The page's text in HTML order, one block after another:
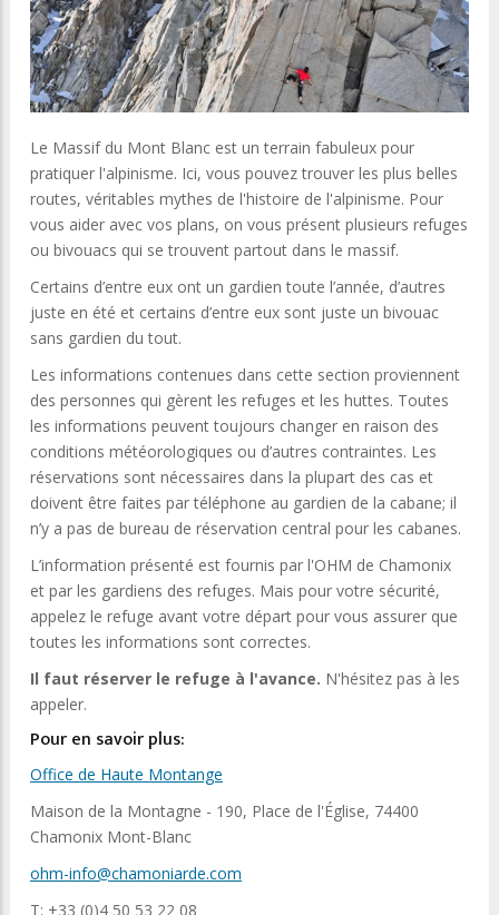
Le Massif du Mont Blanc est un terrain fabuleux pour
pratiquer l'alpinisme. Ici, vous pouvez trouver les plus belles
routes, véritables mythes de l'histoire de l'alpinisme. Pour
vous aider avec vos plans, on vous présent plusieurs refuges
ou bivouacs qui se trouvent partout dans le massif.
Certains d’entre eux ont un gardien toute l’année, d’autres
juste en été et certains d’entre eux sont juste un bivouac
sans gardien du tout.
Les informations contenues dans cette section proviennent
des personnes qui gèrent les refuges et les huttes. Toutes
les informations peuvent toujours changer en raison des
conditions météorologiques ou d’autres contraintes. Les
réservations sont nécessaires dans la plupart des cas et
doivent être faites par téléphone au gardien de la cabane; il
n’y a pas de bureau de réservation central pour les cabanes.
L’information présenté est fournis par l'OHM de Chamonix
et par les gardiens des refuges. Mais pour votre sécurité,
appelez le refuge avant votre départ pour vous assurer que
toutes les informations sont correctes.
Il faut réserver le refuge à l'avance. N'hésitez pas à les
appeler.
Pour en savoir plus:
Office de Haute Montange
Maison de la Montagne - 190, Place de l'Église, 74400
Chamonix Mont-Blanc
ohm-info@chamoniarde.com
T: +33 (0)4 50 53 22 08